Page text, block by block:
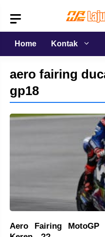
isi
Home
Kontak
aero fairing
gp18
Aero Fairing MotoGP